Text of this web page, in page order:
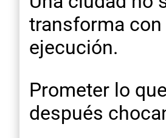
transforma
ejecución.
Prometer lo
después